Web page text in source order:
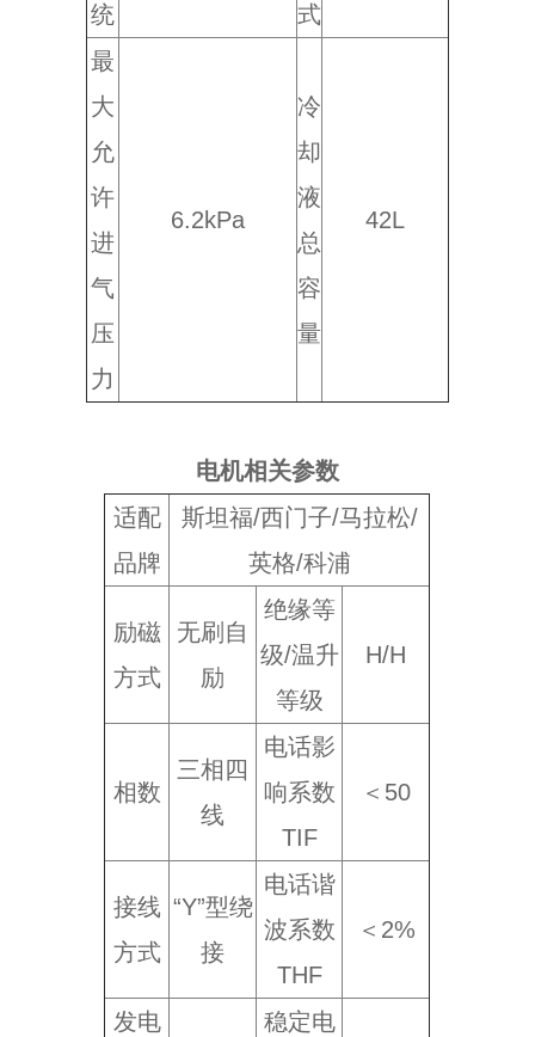
统
式
最
大
允
许
进
气
压
力
6.2kPa
冷
却
液
总
容
量
42L
电机相关参数
适配
品牌
斯坦福/西门子/马拉松/
英格/科浦
励磁
方式
无刷自
励
绝缘等
级/温升
等级
H/H
相数
三相四
线
电话影
响系数
TIF
＜50
接线
方式
“Y”型绕
接
电话谐
波系数
THF
＜2%
发电
稳定电